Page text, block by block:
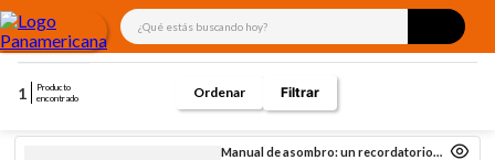
¿Qué estás buscando hoy?
1
Producto
encontrado
Filtrar
Manual de asombro: un recordatorio a